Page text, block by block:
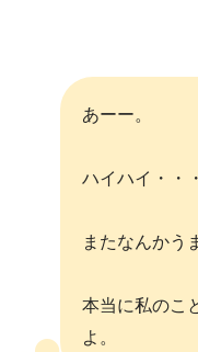
あーー。
ハイハイ・・
またなんかう
本当に私のこ
よ。